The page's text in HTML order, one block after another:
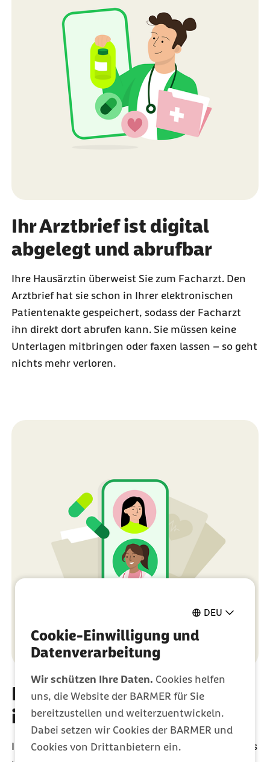
DEU
Cookie-Einwilligung und
Datenverarbeitung
Wir schützen Ihre Daten. Cookies helfen
uns, die Website der BARMER für Sie
bereitzustellen und weiterzuentwickeln.
Dabei setzen wir Cookies der BARMER und
Cookies von Drittanbietern ein.
Ihr Arztbrief ist digital
abgelegt und abrufbar
Ihre Hausärztin überweist Sie zum Facharzt. Den
Arztbrief hat sie schon in Ihrer elektronischen
Patientenakte gespeichert, sodass der Facharzt
ihn direkt dort abrufen kann. Sie müssen keine
Unterlagen mitbringen oder faxen lassen – so geht
nichts mehr verloren.
Ihre Medikationsliste ist
immer aktuell
Ihre Fachärztin stellt Ihnen ein neues E-Rezept aus